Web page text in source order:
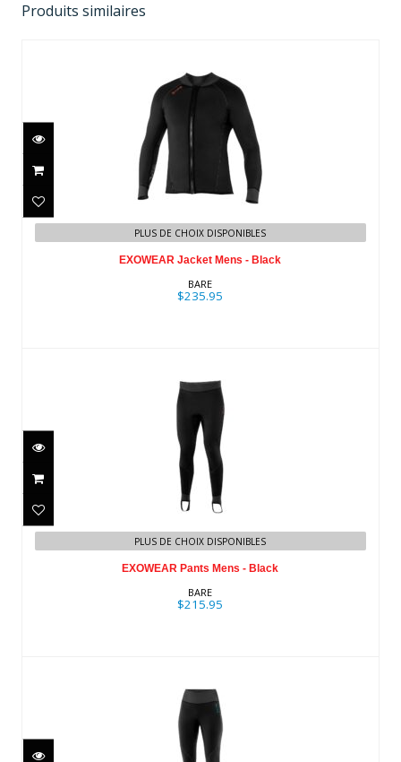
Produits similaires
EXOWEAR Jacket Mens - Black
$235.95
PLUS DE CHOIX DISPONIBLES
EXOWEAR Jacket Mens - Black
BARE
$235.95
EXOWEAR Pants Mens - Black
$215.95
PLUS DE CHOIX DISPONIBLES
EXOWEAR Pants Mens - Black
BARE
$215.95